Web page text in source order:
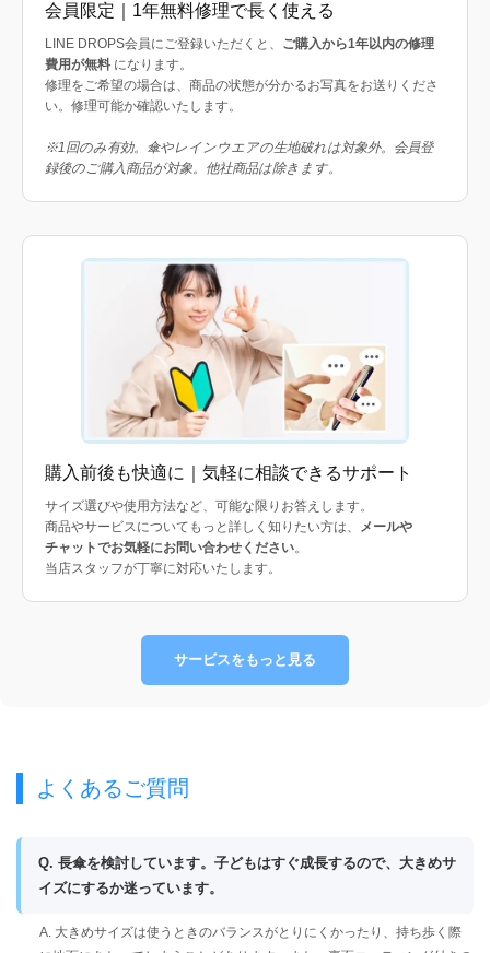
会員限定｜1年無料修理で長く使える
LINE DROPS会員にご登録いただくと、 ご購入から1年以内の修理
費用が無料 になります。
修理をご希望の場合は、商品の状態が分かるお写真をお送りくださ
い。修理可能か確認いたします。
※1回のみ有効。傘やレインウエアの生地破れは対象外。会員登
録後のご購入商品が対象。他社商品は除きます。
購入前後も快適に｜気軽に相談できるサポート
サイズ選びや使用方法など、可能な限りお答えします。
商品やサービスについてもっと詳しく知りたい方は、 メールや
チャットでお気軽にお問い合わせください。
当店スタッフが丁寧に対応いたします。
サービスをもっと見る
よくあるご質問
Q. 長傘を検討しています。子どもはすぐ成長するので、大きめサ
イズにするか迷っています。
A. 大きめサイズは使うときのバランスがとりにくかったり、持ち歩く際